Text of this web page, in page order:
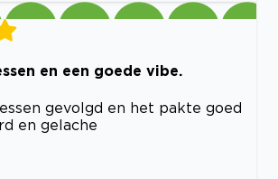
en een goede vibe.
gevolgd en het pakte goed
en gelache